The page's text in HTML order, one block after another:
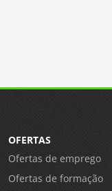
OFERTAS
Ofertas de emprego
Ofertas de formação